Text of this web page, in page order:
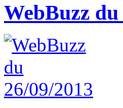
WebBuzz